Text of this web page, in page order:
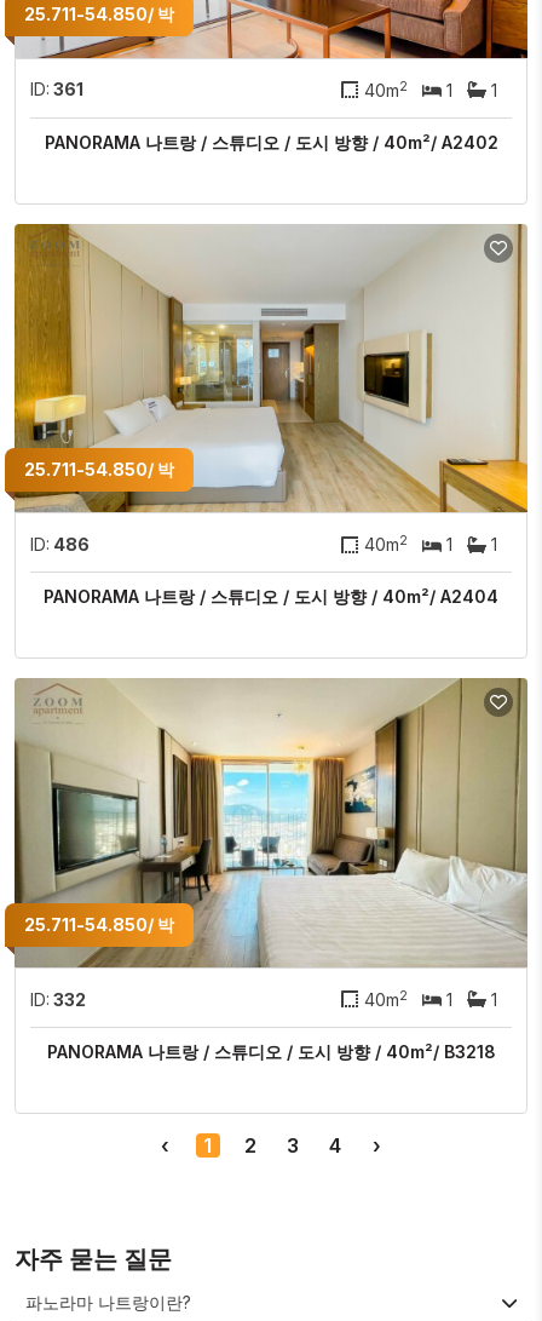
25.711-54.850/ 박
ID: 361 40m2 1 1
PANORAMA 나트랑 / 스튜디오 / 도시 방향 / 40m²/ A2402
25.711-54.850/ 박
ID: 486 40m2 1 1
PANORAMA 나트랑 / 스튜디오 / 도시 방향 / 40m²/ A2404
25.711-54.850/ 박
ID: 332 40m2 1 1
PANORAMA 나트랑 / 스튜디오 / 도시 방향 / 40m²/ B3218
‹ 1 2 3 4 ›
자주 묻는 질문
파노라마 나트랑이란?